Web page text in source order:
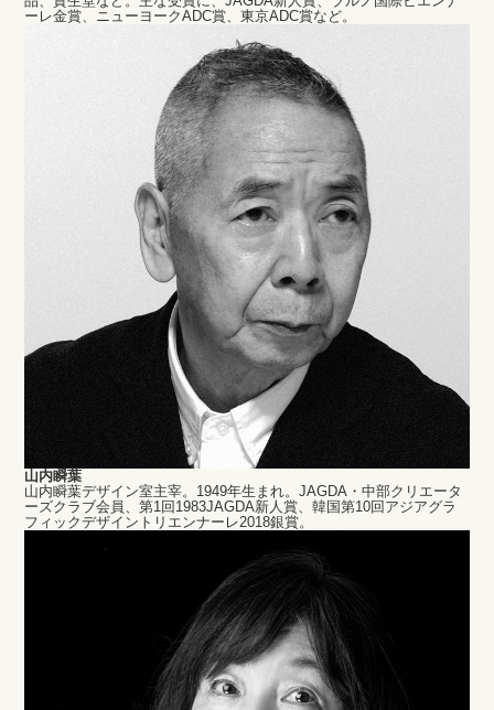
ーレ金賞、ニューヨークADC賞、東京ADC賞など。
山内瞬葉
山内瞬葉デザイン室主宰。1949年生まれ。JAGDA・中部クリエータ
ーズクラブ会員、第1回1983JAGDA新人賞、韓国第10回アジアグラ
フィックデザイントリエンナーレ2018銀賞。